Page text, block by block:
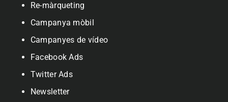
Re-màrqueting
Campanya mòbil
Campanyes de vídeo
Facebook Ads
Twitter Ads
Newsletter